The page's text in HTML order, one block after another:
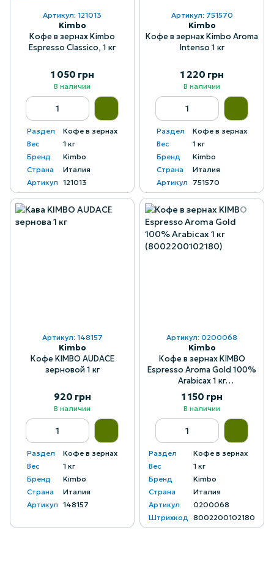
Артикул: 121013
Kimbo
Кофе в зернах Kimbo
Espresso Classico, 1 кг
1 050 грн
В наличии
Раздел
Кофе в зернах
Вес
1 кг
Бренд
Kimbo
Страна
Италия
Артикул 121013
Артикул: 751570
Kimbo
Кофе в зернах Kimbo Aroma
Intenso 1 кг
1 220 грн
В наличии
Раздел
Кофе в зернах
Вес
1 кг
Бренд
Kimbo
Страна
Италия
Артикул
751570
Артикул: 148157
Kimbo
Кофе KIMBO AUDACE
зерновой 1 кг
920 грн
В наличии
Раздел
Кофе в зернах
Вес
1 кг
Бренд
Kimbo
Страна
Италия
Артикул 148157
Артикул: 0200068
Kimbo
Кофе в зернах KIMBO
Espresso Aroma Gold 100%
Arabicaх 1 кг
(8002200102180)
1 150 грн
В наличии
Раздел
Кофе в зернах
Вес
1 кг
Бренд
Kimbo
Страна
Италия
Артикул
0200068
Штрихкод 8002200102180